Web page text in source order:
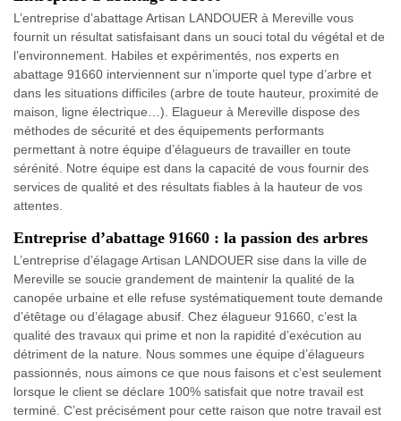
L’entreprise d’abattage Artisan LANDOUER à Mereville vous
fournit un résultat satisfaisant dans un souci total du végétal et de
l’environnement. Habiles et expérimentés, nos experts en
abattage 91660 interviennent sur n’importe quel type d’arbre et
dans les situations difficiles (arbre de toute hauteur, proximité de
maison, ligne électrique…). Elagueur à Mereville dispose des
méthodes de sécurité et des équipements performants
permettant à notre équipe d’élagueurs de travailler en toute
sérénité. Notre équipe est dans la capacité de vous fournir des
services de qualité et des résultats fiables à la hauteur de vos
attentes.
Entreprise d’abattage 91660 : la passion des arbres
L’entreprise d’élagage Artisan LANDOUER sise dans la ville de
Mereville se soucie grandement de maintenir la qualité de la
canopée urbaine et elle refuse systématiquement toute demande
d’étêtage ou d’élagage abusif. Chez élagueur 91660, c’est la
qualité des travaux qui prime et non la rapidité d’exécution au
détriment de la nature. Nous sommes une équipe d’élagueurs
passionnés, nous aimons ce que nous faisons et c’est seulement
lorsque le client se déclare 100% satisfait que notre travail est
terminé. C’est précisément pour cette raison que notre travail est